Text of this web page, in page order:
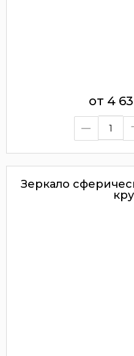
от 4
–
Зеркало